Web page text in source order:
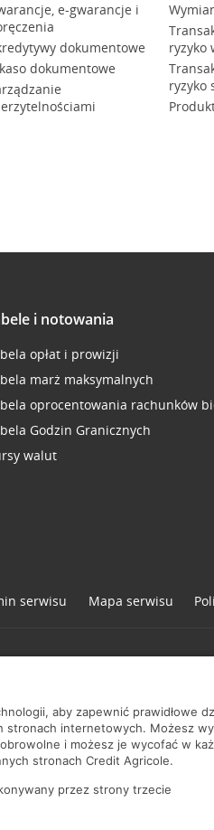
e-gwarancje i
dokumentowe
dokumentowe
ryzyko
ryzyko
i notowania
opłat i prowizji
marż maksymalnych
oprocentowania rachunków
Godzin Granicznych
walut
serwisu Mapa serwisu
aby zapewnić prawidłowe
internetowych. Możesz
i możesz je wycofać w
stronach Credit Agricole.
przez strony trzecie